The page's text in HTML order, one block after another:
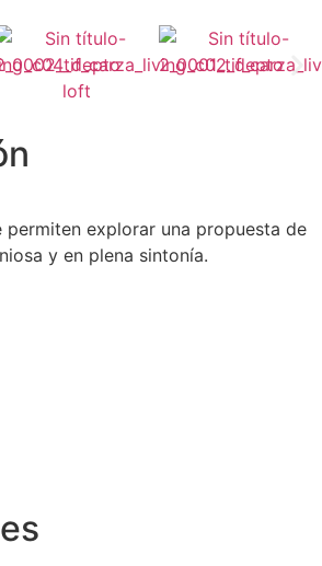
permiten explorar una propuesta de
y en plena sintonía.